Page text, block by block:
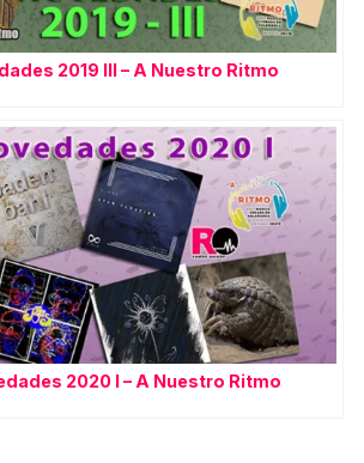
2019 III – A Nuestro Ritmo
2020 I – A Nuestro Ritmo